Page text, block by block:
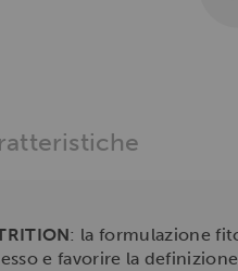
: la formulazione
e favorire la